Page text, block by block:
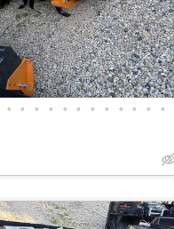
• • • • • • • • • • • •